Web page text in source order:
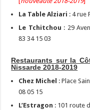
La Table Alziari : 4 rue
Le Tchitchou : 29
83 34 15 03
Restaurants sur la
Nissarde 2018-2019
Chez Michel : Place
08 05 15
L’Estragon : 101 route